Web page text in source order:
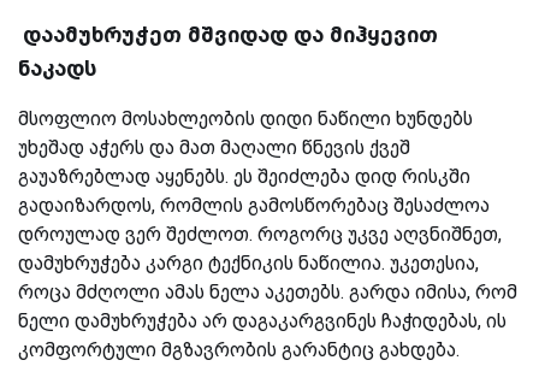
დაამუხრუჭეთ მშვიდად და მიჰყევით
ნაკადს
მსოფლიო მოსახლეობის დიდი ნაწილი ხუნდებს
უხეშად აჭერს და მათ მაღალი წნევის ქვეშ
გაუაზრებლად აყენებს. ეს შეიძლება დიდ რისკში
გადაიზარდოს, რომლის გამოსწორებაც შესაძლოა
დროულად ვერ შეძლოთ. როგორც უკვე აღვნიშნეთ,
დამუხრუჭება კარგი ტექნიკის ნაწილია. უკეთესია,
როცა მძღოლი ამას ნელა აკეთებს. გარდა იმისა, რომ
ნელი დამუხრუჭება არ დაგაკარგვინეს ჩაჭიდებას, ის
კომფორტული მგზავრობის გარანტიც გახდება.